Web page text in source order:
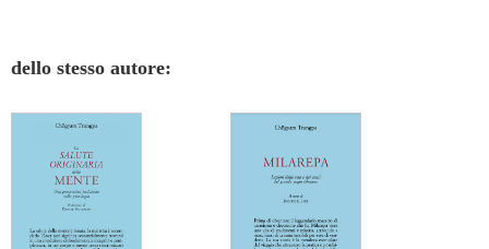
dello stesso autore: